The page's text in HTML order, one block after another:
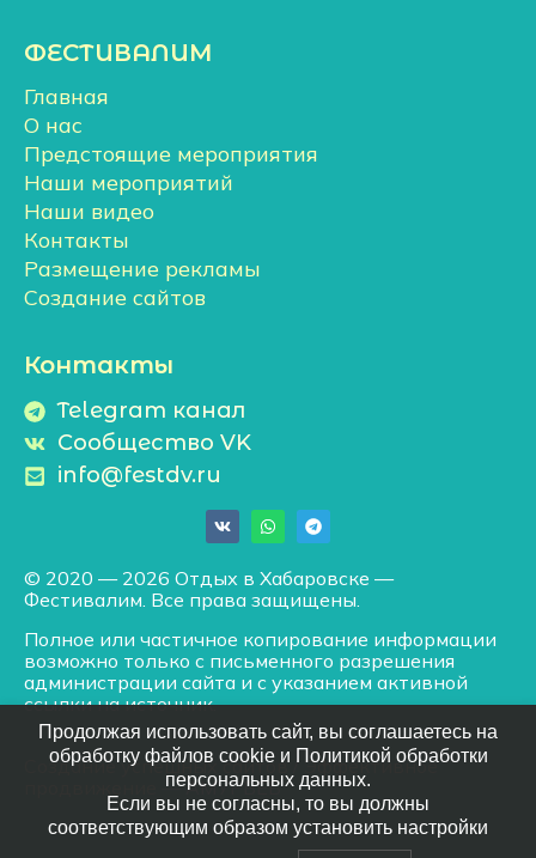
ФЕСТИВАЛИМ
Главная
О нас
Предстоящие мероприятия
Наши мероприятий
Наши видео
Контакты
Размещение рекламы
Создание сайтов
Контакты
Telegram канал
Сообщество VK
info@festdv.ru
© 2020 — 2026 Отдых в Хабаровске —
Фестивалим. Все права защищены.
Полное или частичное копирование информации
возможно только с письменного разрешения
администрации сайта и с указанием активной
ссылки на источник.
Создание успешных сайтов/ Эффективное
— АМУРВЕБ
Продолжая использовать сайт, вы соглашаетесь на
обработку файлов cookie и Политикой обработки
персональных данных.
Если вы не согласны, то вы должны
соответствующим образом установить настройки